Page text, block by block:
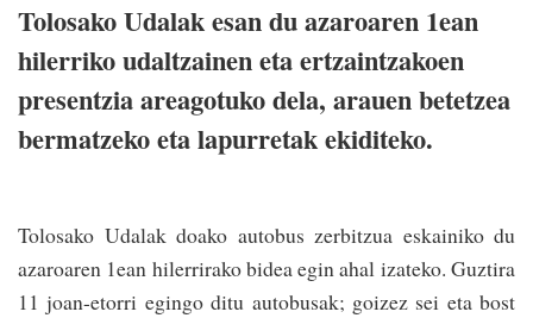
Tolosako Udalak esan du azaroaren 1ean
hilerriko udaltzainen eta ertzaintzakoen
presentzia areagotuko dela, arauen betetzea
bermatzeko eta lapurretak ekiditeko.
Tolosako Udalak doako autobus zerbitzua eskainiko du
azaroaren 1ean hilerrirako bidea egin ahal izateko. Guztira
11 joan-etorri egingo ditu autobusak; goizez sei eta bost